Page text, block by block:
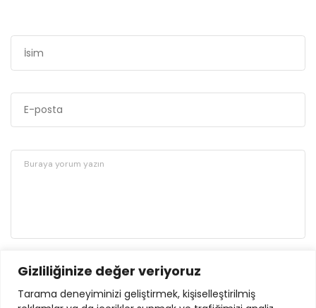
Gizliliğinize değer veriyoruz
Tarama deneyiminizi geliştirmek, kişiselleştirilmiş
GÖNDER